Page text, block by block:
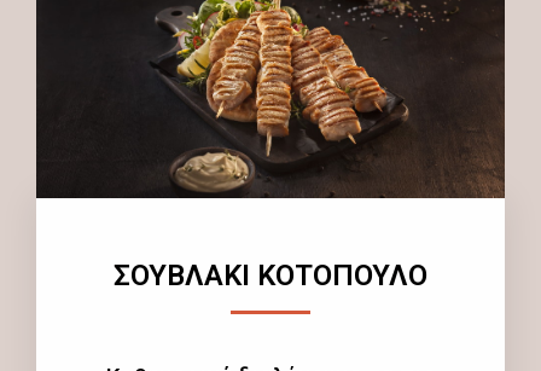
ΣΟΥΒΛΑΚΙ ΚΟΤΟΠΟΥΛΟ